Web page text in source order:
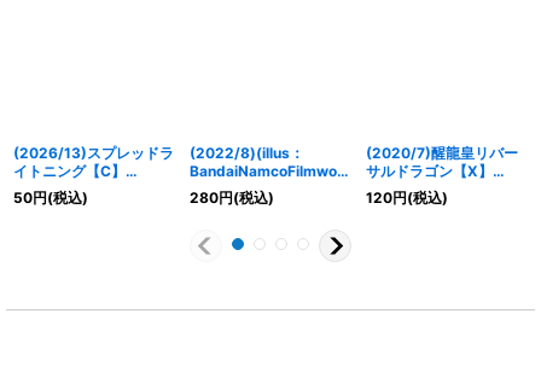
(2026/13)スプレッドラ
イトニング【C】
{BS76-088}《黄》
50円(税込)
(2022/8)(illus：
BandaiNamcoFilmwork
s)冥騎皇ドラゴニック・
アーサー/翼神機グラ
イ【転醒X】{SD60-
TX01a/SD60-TX01b}
280円(税込)
(2020/7)醒龍皇リバー
サルドラゴン【X】
{BS52-X01}《赤》
120円(税込)